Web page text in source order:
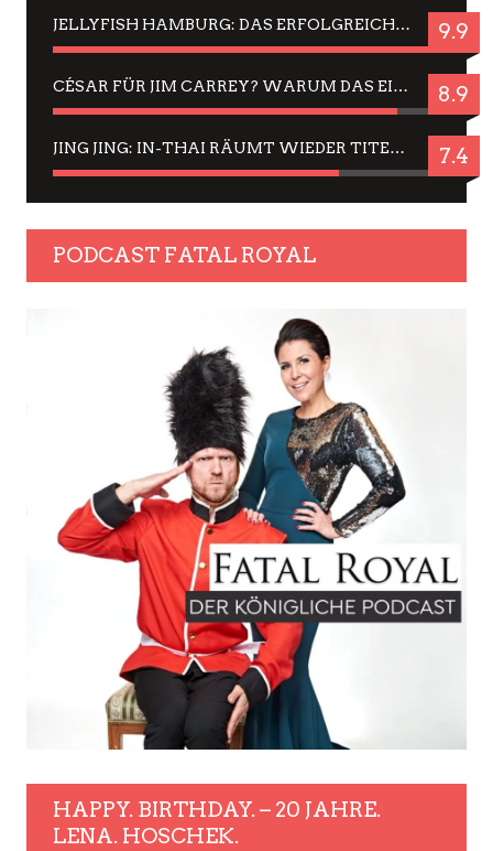
JELLYFISH HAMBURG: DAS ERFOLGREICHE SOMMER-MENÜ 2025 IN GEFÜHLEN UND BILDERN 9.9
CÉSAR FÜR JIM CARREY? WARUM DAS EINER DER NERVIGSTEN ACTORS IST UND BLEIBT 8.9
JING JING: IN-THAI RÄUMT WIEDER TITEL AB – EIN ZWEI-STUNDEN-ERLEBNISBERICHT 7.4
PODCAST FATAL ROYAL
HAPPY. BIRTHDAY. – 20 JAHRE.
LENA. HOSCHEK.